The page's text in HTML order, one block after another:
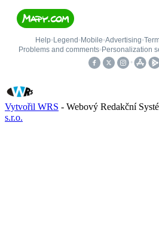
Vytvořil WRS - Webový Redakční
s.r.o.